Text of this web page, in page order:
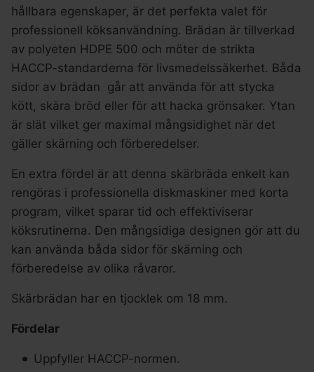
hållbara egenskaper, är det perfekta valet för
professionell köksanvändning. Brädan är tillverkad
av polyeten HDPE 500 och möter de strikta
HACCP-standarderna för livsmedelssäkerhet. Båda
sidor av brädan går att använda för att stycka
kött, skära bröd eller för att hacka grönsaker. Ytan
är slät vilket ger maximal mångsidighet när det
gäller skärning och förberedelser.
En extra fördel är att denna skärbräda enkelt kan
rengöras i professionella diskmaskiner med korta
program, vilket sparar tid och effektiviserar
köksrutinerna. Den mångsidiga designen gör att du
kan använda båda sidor för skärning och
förberedelse av olika råvaror.
Skärbrädan har en tjocklek om 18 mm.
Fördelar
Uppfyller HACCP-normen.